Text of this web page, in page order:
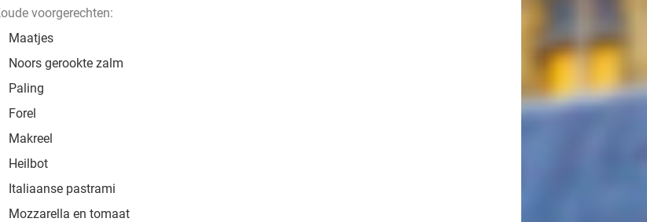
voorgerechten:
Maatjes
Noors gerookte zalm
Paling
Forel
Makreel
Heilbot
Italiaanse pastrami
Mozzarella en tomaat